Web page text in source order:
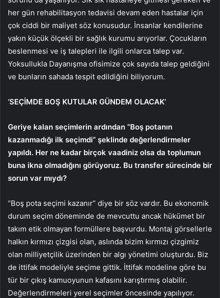
her gün rehabilitasyon tedavisi devam eden hastalar için
çok ciddi bir maliyet söz konusudur. İnsanlar kendilerine
yakın küçük ölçekli bir sağlık kurumu arıyorlar. Çocukların
beslenmesi ve iş talepleri ile ilgili onlarca talep var.
Yoksullukla Dayanışma ofisimize çok sayıda talep geldiğini
ve bunların sahada tespit edildiğini biliyorum.
‘SEÇİMDE BOŞ KUTULAR GÜNDEM OLACAK’
Geriye kalan seçimlerin ardından “Boş potanın
kazanmadığı ilk seçimdi” şeklinde değerlendirmeler
yapıldı. Her ne kadar birçok vaadiniz olsa da toplumun
buna ikna olmadığını görüyoruz. Bu transfer sürecinde bir
sorun var mıydı?
“Boş pota seçimi kazanır” diye bir söz vardır. Bu ekonomik
durum seçim döneminde de mevcuttu ancak hükümet bir
takım etik olmayan formüllere başvurdu. Montaj görsellerle
halkın kırmızı çizgisi olan, aslında bizim kırmızı çizgimiz
olan milliyetçilik üzerinden bir algı yönetimi oluşturdu. Biz
de ittifak modeliyle seçime gittik. İttifak modeline göre bu
tür bir çıkış kamuoyunun kafasını karıştırmış olabilir.
Değerlendirmeleri yerel seçimler öncesinde yapılıyor.